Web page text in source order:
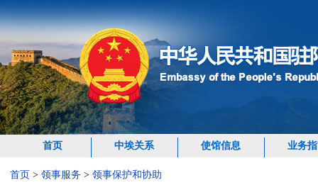
首页 中埃关系 使馆信息 业务
首页 > 领事服务 > 领事保护和协助